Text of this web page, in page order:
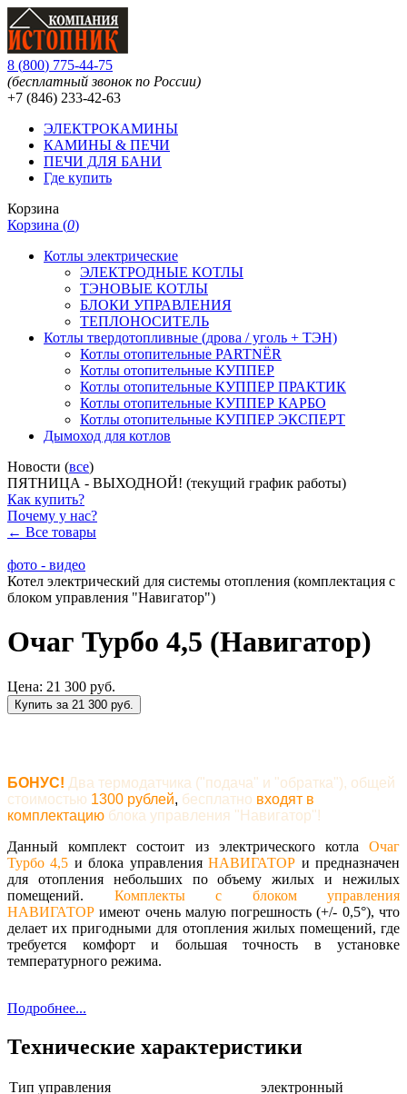
8 (800) 775-44-75
(бесплатный звонок по России)
+7 (846) 233-42-63
ЭЛЕКТРОКАМИНЫ
КАМИНЫ & ПЕЧИ
ПЕЧИ ДЛЯ БАНИ
Где купить
Корзина
Корзина (0)
Котлы электрические
ЭЛЕКТРОДНЫЕ КОТЛЫ
ТЭНОВЫЕ КОТЛЫ
БЛОКИ УПРАВЛЕНИЯ
ТЕПЛОНОСИТЕЛЬ
Котлы твердотопливные (дрова / уголь + ТЭН)
Котлы отопительные PARTNЁR
Котлы отопительные КУППЕР
Котлы отопительные КУППЕР ПРАКТИК
Котлы отопительные КУППЕР КАРБО
Котлы отопительные КУППЕР ЭКСПЕРТ
Дымоход для котлов
Новости (все)
ПЯТНИЦА - ВЫХОДНОЙ! (текущий график работы)
Как купить?
Почему у нас?
← Все товары
фото - видео
Котел электрический для системы отопления (комплектация с
блоком управления "Навигатор")
Очаг Турбо 4,5 (Навигатор)
Цена: 21 300 руб.
Купить за 21 300 руб.
БОНУС! Два термодатчика ("подача" и "обратка"), общей
стоимостью 1300 рублей, бесплатно входят в
комплектацию блока управления "Навигатор"!
Данный комплект состоит из электрического котла Очаг
Турбо 4,5 и блока управленияНАВИГАТОР и предназначен
для отопления небольших по объему жилых и нежилых
помещений. Комплекты с блоком управления
НАВИГАТОР имеют очень малую погрешность (+/- 0,5°), что
делает их пригодными для отопления жилых помещений, где
требуется комфорт и большая точность в установке
температурного режима.
Подробнее...
Технические характеристики
Тип управления
электронный